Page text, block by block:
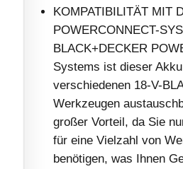
KOMPATIBILITÄT MIT
POWERCONNECT-
BLACK+DECKER
Systems ist dieser
verschiedenen 18-V-
Werkzeugen
großer Vorteil, da Sie
für eine Vielzahl von
benötigen, was Ihnen